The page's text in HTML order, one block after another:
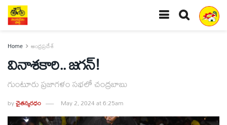
Home ఆంధ్రప్రదేశ్
వినాశకారి.. జగన్‌!
గుంటూరు ప్రజాగళం సభలో చంద్రబాబు
byచైతన్యరధం May 2, 2024 at 6:25am